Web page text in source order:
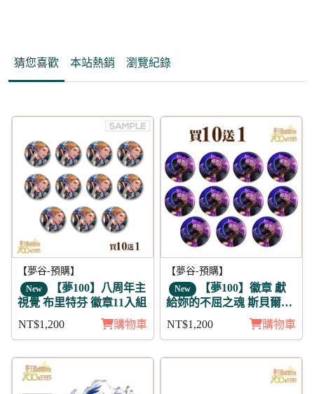
猜您喜歡 本站熱銷 瀏覽紀錄
【夢谷-預購】
New 【夢100】八周年主
視覺 布里特芬 徽章11入組
NT$1,200
購物車
【夢谷-預購】
New 【夢100】徽章 獻
給妳的不屈之魂 斯貝爾維
NT$1,200 購物車